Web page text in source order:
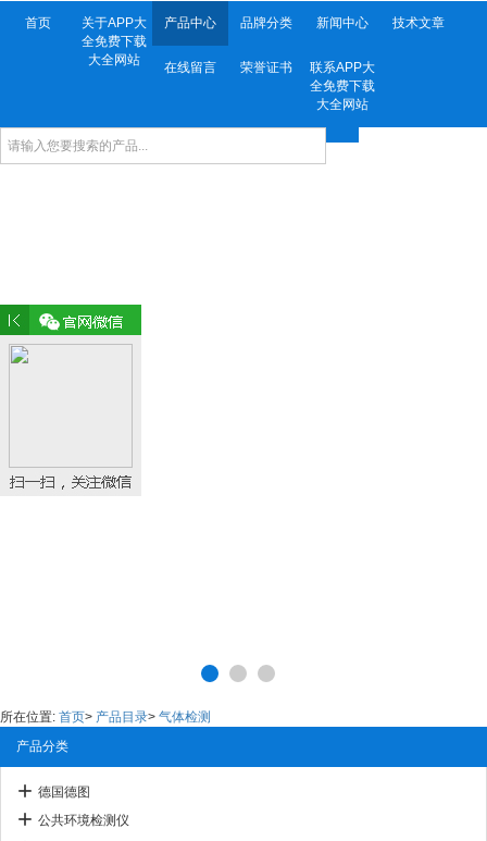
首页
关于APP大
全免费下载
大全网站
产品中心 品牌分类 新闻中心 技术文章
在线留言 荣誉证书
联系APP大
全免费下载
大全网站
所在位置: 首页> 产品目录> 气体检测
产品分类
德国德图
公共环境检测仪